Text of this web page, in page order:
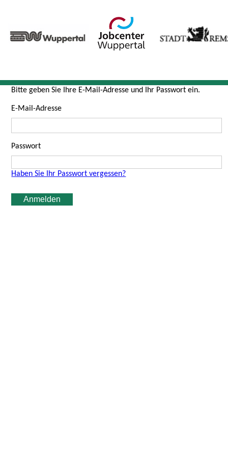
Bitte geben Sie Ihre E-Mail-Adresse und Ihr Passwort ein.
E-Mail-Adresse
Passwort
Haben Sie Ihr Passwort vergessen?